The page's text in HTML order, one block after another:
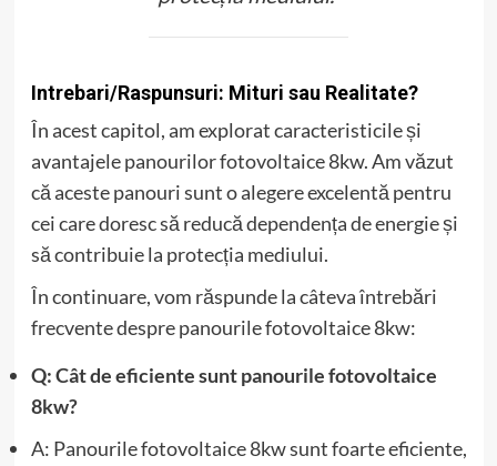
Intrebari/Raspunsuri: Mituri sau Realitate?
În acest capitol, am explorat caracteristicile și
avantajele panourilor fotovoltaice 8kw. Am văzut
că aceste panouri sunt o alegere excelentă pentru
cei care doresc să reducă dependența de energie și
să contribuie la protecția mediului.
În continuare, vom răspunde la câteva întrebări
frecvente despre panourile fotovoltaice 8kw:
Q: Cât de eficiente sunt panourile fotovoltaice
8kw?
A: Panourile fotovoltaice 8kw sunt foarte eficiente,